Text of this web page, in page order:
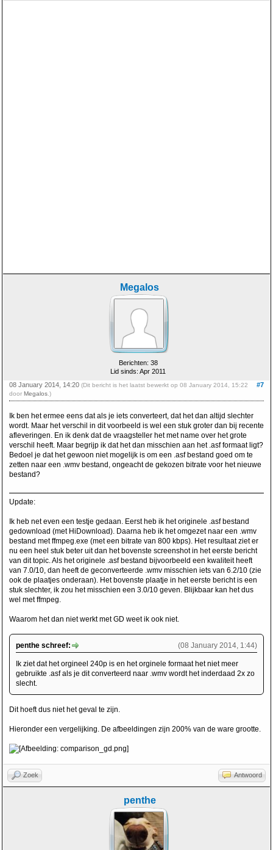
Megalos
Berichten: 38
Lid sinds: Apr 2011
#7
08 January 2014, 14:20 (Dit bericht is het laatst bewerkt op 08 January 2014, 15:22
door Megalos .)
Ik ben het ermee eens dat als je iets converteert, dat het dan altijd slechter
wordt. Maar het verschil in dit voorbeeld is wel een stuk groter dan bij recente
afleveringen. En ik denk dat de vraagsteller het met name over het grote
verschil heeft. Maar begrijp ik dat het dan misschien aan het .asf formaat ligt?
Bedoel je dat het gewoon niet mogelijk is om een .asf bestand goed om te
zetten naar een .wmv bestand, ongeacht de gekozen bitrate voor het nieuwe
bestand?
Update:
Ik heb net even een testje gedaan. Eerst heb ik het originele .asf bestand
gedownload (met HiDownload). Daarna heb ik het omgezet naar een .wmv
bestand met ffmpeg.exe (met een bitrate van 800 kbps). Het resultaat ziet er
nu een heel stuk beter uit dan het bovenste screenshot in het eerste bericht
van dit topic. Als het originele .asf bestand bijvoorbeeld een kwaliteit heeft
van 7.0/10, dan heeft de geconverteerde .wmv misschien iets van 6.2/10 (zie
ook de plaatjes onderaan). Het bovenste plaatje in het eerste bericht is een
stuk slechter, ik zou het misschien een 3.0/10 geven. Blijkbaar kan het dus
wel met ffmpeg.
Waarom het dan niet werkt met GD weet ik ook niet.
(08 January 2014, 1:44)
penthe schreef:
Ik ziet dat het orgineel 240p is en het orginele formaat het niet meer
gebruikte .asf als je dit converteerd naar .wmv wordt het inderdaad 2x zo
slecht.
Dit hoeft dus niet het geval te zijn.
Hieronder een vergelijking. De afbeeldingen zijn 200% van de ware grootte.
Zoek Antwoord
penthe